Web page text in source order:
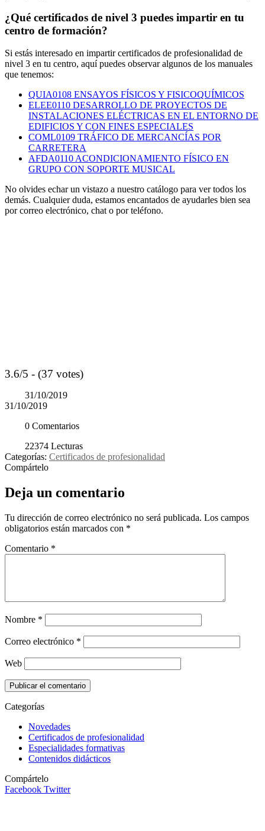
¿Qué certificados de nivel 3 puedes impartir en tu
centro de formación?
Si estás interesado en impartir certificados de profesionalidad de
nivel 3 en tu centro, aquí puedes observar algunos de los manuales
que tenemos:
QUIA0108 ENSAYOS FÍSICOS Y FISICOQUÍMICOS
ELEE0110 DESARROLLO DE PROYECTOS DE
INSTALACIONES ELÉCTRICAS EN EL ENTORNO DE
EDIFICIOS Y CON FINES ESPECIALES
COML0109 TRÁFICO DE MERCANCÍAS POR
CARRETERA
AFDA0110 ACONDICIONAMIENTO FÍSICO EN
GRUPO CON SOPORTE MUSICAL
No olvides echar un vistazo a nuestro catálogo para ver todos los
demás. Cualquier duda, estamos encantados de ayudarles bien sea
por correo electrónico, chat o por teléfono.
3.6/5 - (37 votes)
31/10/2019
31/10/2019
0 Comentarios
22374 Lecturas
Categorías: Certificados de profesionalidad
Compártelo
Deja un comentario
Tu dirección de correo electrónico no será publicada. Los campos
obligatorios están marcados con *
Comentario *
Nombre *
Correo electrónico *
Web
Categorías
Novedades
Certificados de profesionalidad
Especialidades formativas
Contenidos didácticos
Compártelo
Facebook Twitter